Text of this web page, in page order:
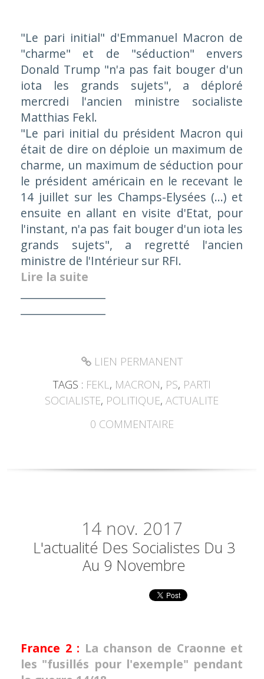
"Le pari initial" d'Emmanuel Macron de
"charme" et de "séduction" envers
Donald Trump "n'a pas fait bouger d'un
iota les grands sujets", a déploré
mercredi l'ancien ministre socialiste
Matthias Fekl.
"Le pari initial du président Macron qui
était de dire on déploie un maximum de
charme, un maximum de séduction pour
le président américain en le recevant le
14 juillet sur les Champs-Elysées (...) et
ensuite en allant en visite d'Etat, pour
l'instant, n'a pas fait bouger d'un iota les
grands sujets", a regretté l'ancien
ministre de l'Intérieur sur RFI.
Lire la suite
LIEN PERMANENT
TAGS : FEKL, MACRON, PS, PARTI
SOCIALISTE, POLITIQUE,ACTUALITE
0 COMMENTAIRE
14 nov. 2017
L'actualité Des Socialistes Du 3
Au 9 Novembre
France 2 : La chanson de Craonne et
les "fusillés pour l'exemple" pendant